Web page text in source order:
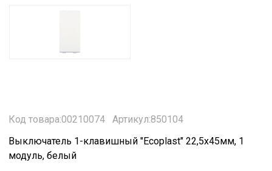
Код товара:00210074
Артикул:850104
Выключатель 1-клавишный "Ecoplast" 22,5х45мм, 1
модуль, белый